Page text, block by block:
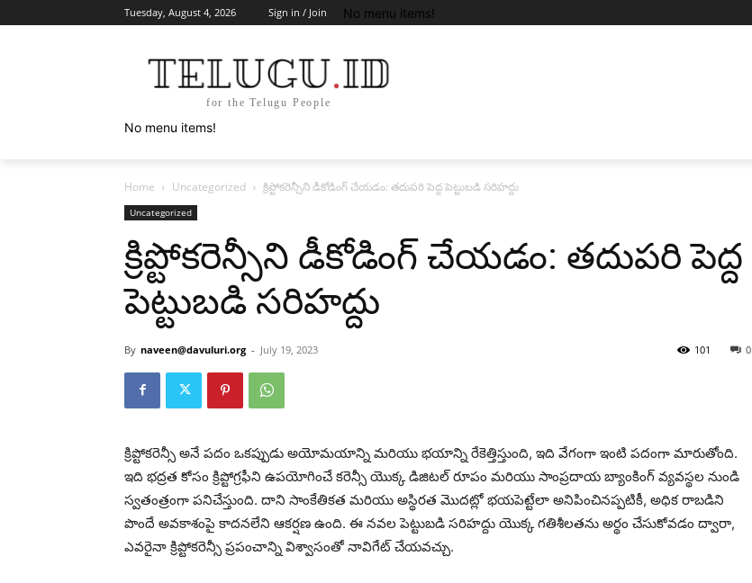
Tuesday, August 4, 2026 Sign in / Join No menu items!
for the Telugu People
No menu items!
Home Uncategorized క్రిప్టోకరెన్సీని డీకోడింగ్ చేయడం: తదుపరి పెద్ద పెట్టుబడి సరిహద్దు
Uncategorized
క్రిప్టోకరెన్సీని డీకోడింగ్ చేయడం: తదుపరి పెద్ద
పెట్టుబడి సరిహద్దు
By naveen@davuluri.org - July 19, 2023 0
101
క్రిప్టోకరెన్సీ అనే పదం ఒకప్పుడు అయోమయాన్ని మరియు భయాన్ని రేకెత్తిస్తుంది, ఇది వేగంగా ఇంటి పదంగా మారుతోంది.
ఇది భద్రత కోసం క్రిప్టోగ్రఫీని ఉపయోగించే కరెన్సీ యొక్క డిజిటల్ రూపం మరియు సాంప్రదాయ బ్యాంకింగ్ వ్యవస్థల నుండి
స్వతంత్రంగా పనిచేస్తుంది. దాని సాంకేతికత మరియు అస్థిరత మొదట్లో భయపెట్టేలా అనిపించినప్పటికీ, అధిక రాబడిని
పొందే అవకాశంపై కాదనలేని ఆకర్షణ ఉంది. ఈ నవల పెట్టుబడి సరిహద్దు యొక్క గతిశీలతను అర్థం చేసుకోవడం ద్వారా,
ఎవరైనా క్రిప్టోకరెన్సీ ప్రపంచాన్ని విశ్వాసంతో నావిగేట్ చేయవచ్చు.